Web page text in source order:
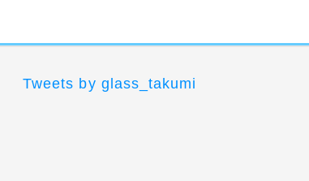
Tweets by glass_takumi